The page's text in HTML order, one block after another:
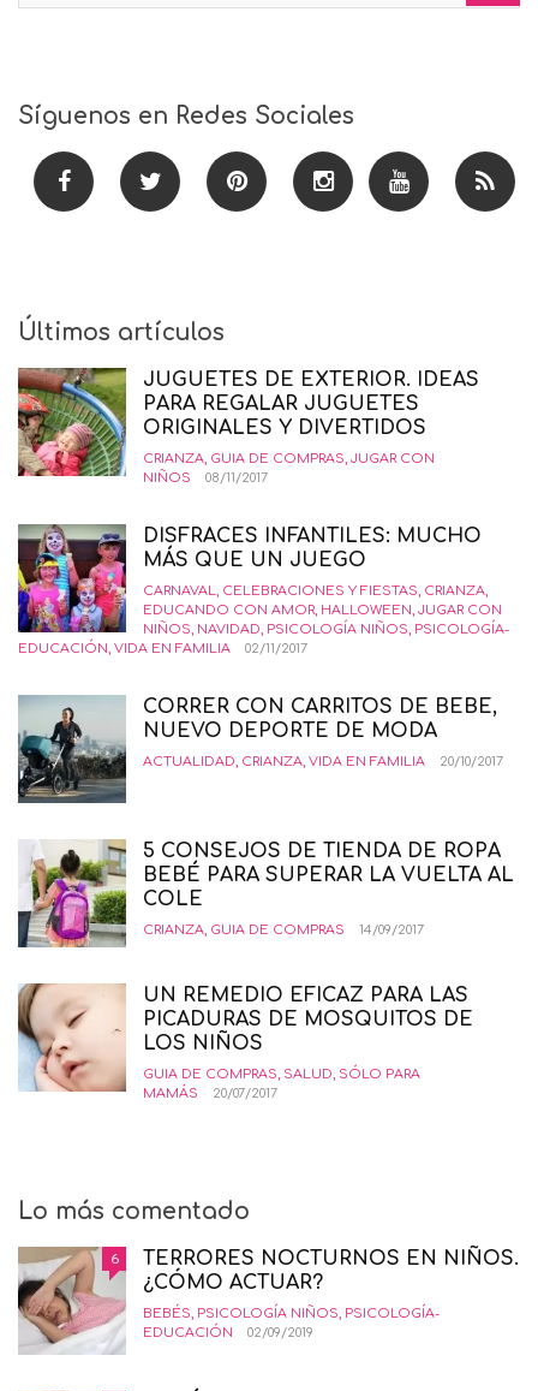
Síguenos en Redes Sociales
Últimos artículos
JUGUETES DE EXTERIOR. IDEAS
PARA REGALAR JUGUETES
ORIGINALES Y DIVERTIDOS
CRIANZA, GUIA DE COMPRAS, JUGAR CON
NIÑOS
08/11/2017
DISFRACES INFANTILES: MUCHO
MÁS QUE UN JUEGO
CARNAVAL, CELEBRACIONES Y FIESTAS, CRIANZA,
EDUCANDO CON AMOR, HALLOWEEN, JUGAR CON
NIÑOS, NAVIDAD, PSICOLOGÍA NIÑOS, PSICOLOGÍA-
EDUCACIÓN, VIDA EN FAMILIA 02/11/2017
CORRER CON CARRITOS DE BEBE,
NUEVO DEPORTE DE MODA
ACTUALIDAD, CRIANZA, VIDA EN FAMILIA 20/10/2017
5 CONSEJOS DE TIENDA DE ROPA
BEBÉ PARA SUPERAR LA VUELTA AL
COLE
CRIANZA, GUIA DE COMPRAS 14/09/2017
UN REMEDIO EFICAZ PARA LAS
PICADURAS DE MOSQUITOS DE
LOS NIÑOS
GUIA DE COMPRAS, SALUD, SÓLO PARA
MAMÁS
20/07/2017
Lo más comentado
6
TERRORES NOCTURNOS EN NIÑOS.
¿CÓMO ACTUAR?
BEBÉS, PSICOLOGÍA NIÑOS, PSICOLOGÍA-
EDUCACIÓN
02/09/2019